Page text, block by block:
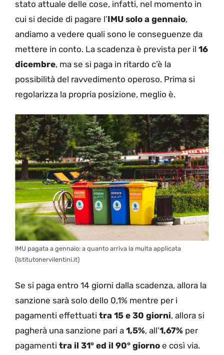
stato attuale delle cose, infatti, nel momento in
cui si decide di pagare l’IMU solo a gennaio,
andiamo a vedere quali sono le conseguenze da
mettere in conto. La scadenza è prevista per il 16
dicembre, ma se si paga in ritardo c’è la
possibilità del ravvedimento operoso. Prima si
regolarizza la propria posizione, meglio è.
IMU pagata a gennaio: a quanto arriva la multa applicata
(Istitutonervilentini.it)
Se si paga entro 14 giorni dalla scadenza, allora la
sanzione sarà solo dello 0,1% mentre per i
pagamenti effettuati tra 15 e 30 giorni, allora si
pagherà una sanzione pari a 1,5%, all’1,67% per
pagamenti tra il 31° ed il 90° giorno e così via.